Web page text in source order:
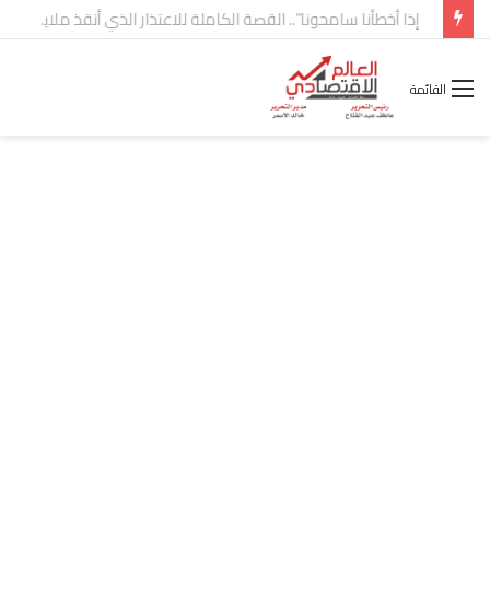
شركة “Scope Developments” تعلن تولي أحمد كمال عيسى منصب الرئيس التنفيذي للقطاع التجاري
القائمة